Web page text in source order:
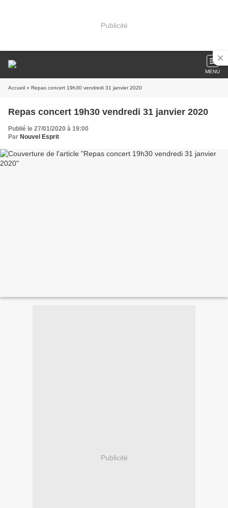
Publicité
MENU
Accueil » Repas concert 19h30 vendredi 31 janvier 2020
Repas concert 19h30 vendredi 31 janvier 2020
Publié le 27/01/2020 à 19:00
Par Nouvel Esprit
Publicité